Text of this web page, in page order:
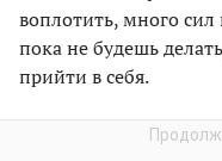
воплотить, много сил
пока не будешь
прийти в себя.